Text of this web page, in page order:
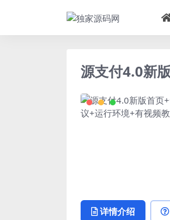
源支付4.0新
详情介绍